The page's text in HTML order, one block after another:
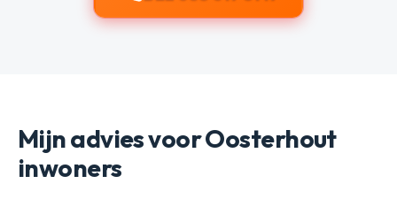
Mijn advies voor Oosterhout
inwoners